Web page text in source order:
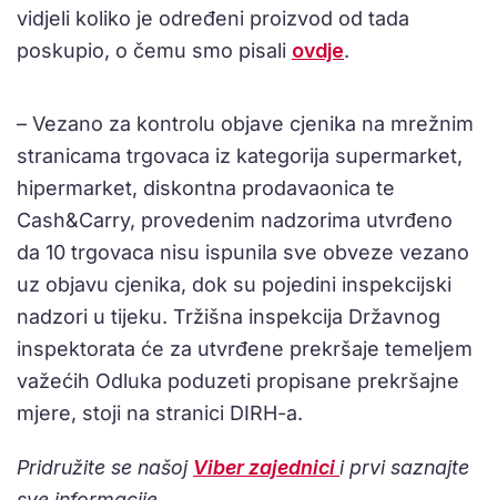
vidjeli koliko je određeni proizvod od tada
poskupio, o čemu smo pisali ovdje.
– Vezano za kontrolu objave cjenika na mrežnim
stranicama trgovaca iz kategorija supermarket,
hipermarket, diskontna prodavaonica te
Cash&Carry, provedenim nadzorima utvrđeno
da 10 trgovaca nisu ispunila sve obveze vezano
uz objavu cjenika, dok su pojedini inspekcijski
nadzori u tijeku. Tržišna inspekcija Državnog
inspektorata će za utvrđene prekršaje temeljem
važećih Odluka poduzeti propisane prekršajne
mjere, stoji na stranici DIRH-a.
Pridružite se našoj Viber zajednicii prvi saznajte